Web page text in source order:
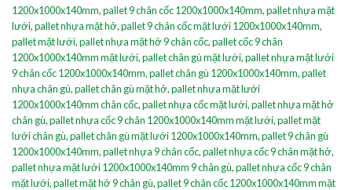
1200x1000x140mm,pallet 9 chân cốc 1200x1000x140mm,pallet nhựa mặt
lưới,pallet nhựa mặt hở,pallet 9 chân cốc mặt lưới 1200x1000x140mm,
pallet mặt lưới,pallet nhựa mặt hở 9 chân cốc,pallet cốc 9 chân
1200x1000x140mm mặt lưới,pallet chân gù mặt lưới,pallet nhựa mặt lưới
9 chân cốc 1200x1000x140mm,pallet chân gù 1200x1000x140mm,pallet
nhựa chân gù,pallet chân gù mặt hở,pallet nhựa mặt lưới
1200x1000x140mm chân cốc,pallet nhựa cốc mặt lưới,pallet nhựa mặt hở
chân gù,pallet nhựa cốc 9 chân 1200x1000x140mm mặt lưới,pallet mặt
lưới chân gù,pallet chân gù mặt lưới 1200x1000x140mm,pallet 9 chân gù
1200x1000x140mm,pallet nhựa 9 chân cốc,pallet nhựa cốc 9 chân mặt hở,
pallet nhựa mặt lưới 1200x1000x140mm 9 chân gù,pallet nhựa cốc 9 chân
mặt lưới,pallet mặt hở 9 chân gù,pallet 9 chân cốc 1200x1000x140mm mặt